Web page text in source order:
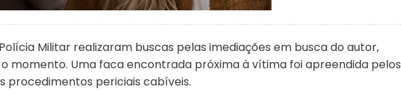
Militar realizaram buscas pelas imediações em busca do autor,
momento. Uma faca encontrada próxima à vítima foi apreendida pelos
procedimentos periciais cabíveis.